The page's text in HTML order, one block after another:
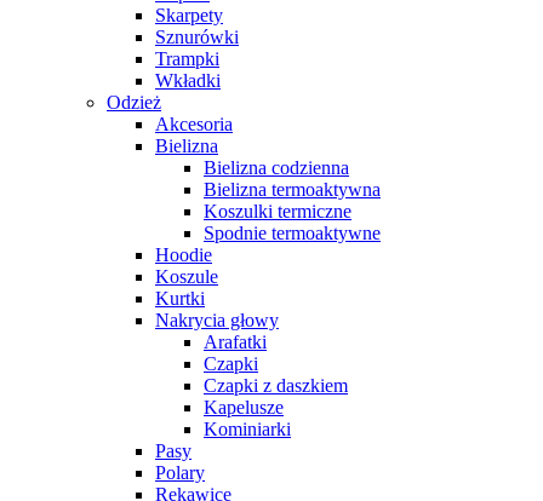
Skarpety
Sznurówki
Trampki
Wkładki
Odzież
Akcesoria
Bielizna
Bielizna codzienna
Bielizna termoaktywna
Koszulki termiczne
Spodnie termoaktywne
Hoodie
Koszule
Kurtki
Nakrycia głowy
Arafatki
Czapki
Czapki z daszkiem
Kapelusze
Kominiarki
Pasy
Polary
Rękawice